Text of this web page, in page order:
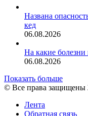
Названа
кед
06.08.2026
На какие болезни
06.08.2026
Показать больше
© Все права защищены
Лента
Обратная связь